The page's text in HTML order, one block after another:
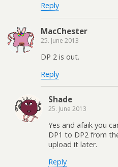
Reply
MacChester
25. June 2013
DP 2 is out.
Reply
Shade
25. June 2013
Yes and afaik you
DP1 to DP2 from
upload it later.
Reply